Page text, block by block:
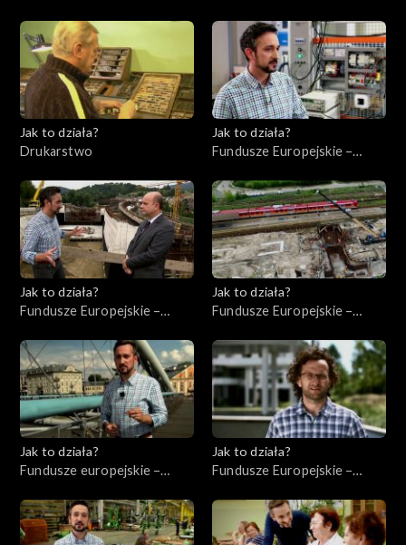
Jak to działa?
Drukarstwo
Jak to działa?
Fundusze Europejskie –
Jak to działa?
Fundusze Europejskie –
Jak to działa?
Fundusze Europejskie –
Jak to działa?
Fundusze europejskie –
Jak to działa?
Fundusze Europejskie –